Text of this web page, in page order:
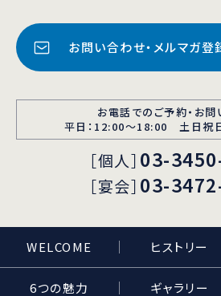
お問い合わせ・メルマガ登
お電話でのご予約・お問
平日：12:00〜18:00 土日祝
［個人］ 03-
［宴会］ 03-
WELCOME ヒストリー
6つの魅力 ギャラリー